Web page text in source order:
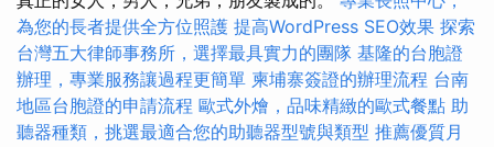
為您的長者提供全方位照護 提高WordPress SEO效果 探索
台灣五大律師事務所，選擇最具實力的團隊 基隆的台胞證
辦理，專業服務讓過程更簡單 柬埔寨簽證的辦理流程 台南
地區台胞證的申請流程 歐式外燴，品味精緻的歐式餐點 助
聽器種類，挑選最適合您的助聽器型號與類型 推薦優質月